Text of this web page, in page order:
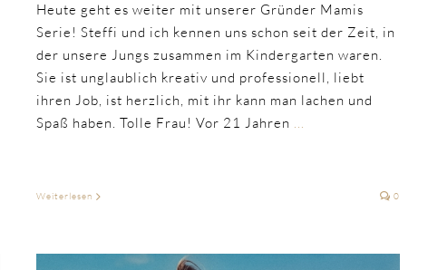
Heute geht es weiter mit unserer Gründer Mamis
Serie! Steffi und ich kennen uns schon seit der Zeit, in
der unsere Jungs zusammen im Kindergarten waren.
Sie ist unglaublich kreativ und professionell, liebt
ihren Job, ist herzlich, mit ihr kann man lachen und
Spaß haben. Tolle Frau! Vor 21 Jahren ...
Weiterlesen 0